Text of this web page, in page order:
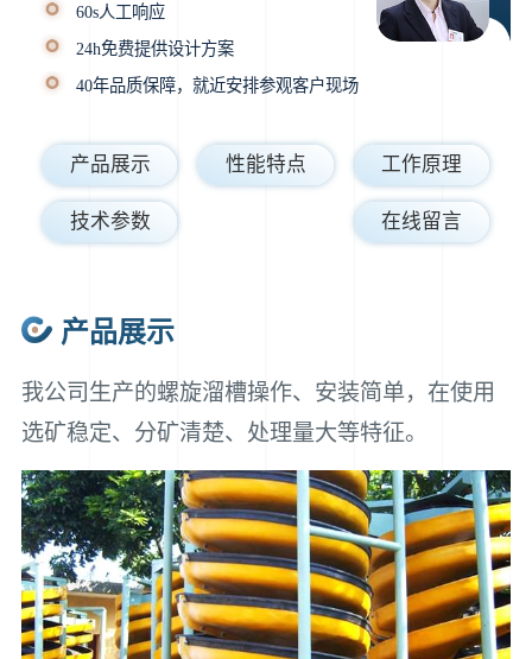
60s人工响应
24h免费提供设计方案
40年品质保障，就近安排参观客户现场
产品展示 性能特点 工作原理
技术参数 在线留言
产品展示
我公司生产的螺旋溜槽操作、安装简单，在使用
选矿稳定、分矿清楚、处理量大等特征。